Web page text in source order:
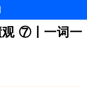
观 ⑦丨一词一